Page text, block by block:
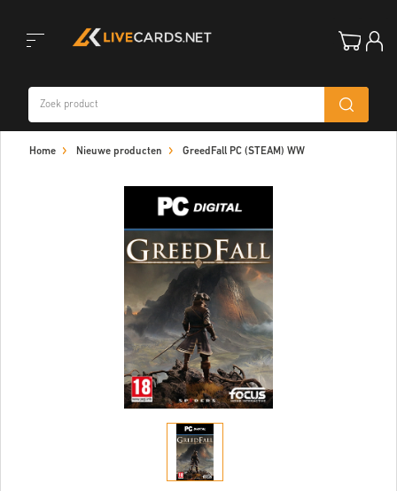
Home Nieuwe producten GreedFall PC (STEAM) WW